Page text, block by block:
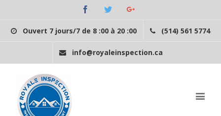
FacebookTwitterGoogleplus
Ouvert 7 jours/7 de 8 :00 à 20 :00 (514) 561 5774
info@royaleinspection.ca